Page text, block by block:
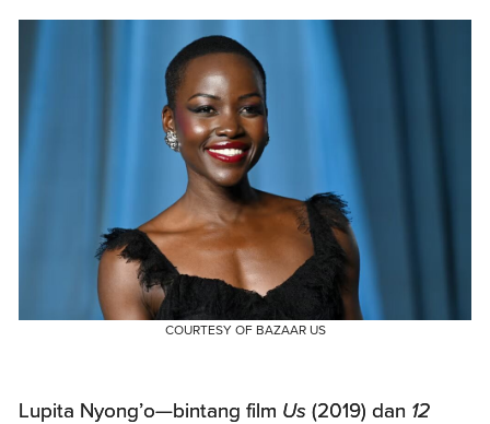
COURTESY OF BAZAAR US
Lupita Nyong’o—bintang film Us (2019) dan 12